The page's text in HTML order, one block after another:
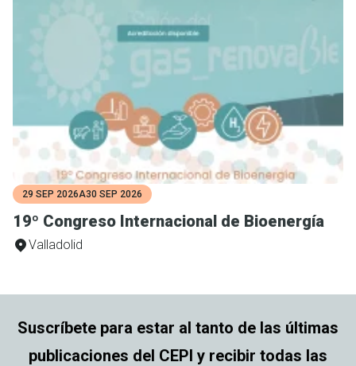
29 SEP 2026A30 SEP 2026
19º Congreso Internacional de Bioenergía
Valladolid
Suscríbete para estar al tanto de las últimas
publicaciones del CEPI y recibir todas las